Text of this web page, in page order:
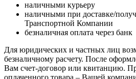
наличными курьеру
наличными при доставке/
Транспортной Компании
безналичная оплата через банк
Для юридических и частных лиц
безналичному расчету. После
Вам счет-договор или квитанцию.